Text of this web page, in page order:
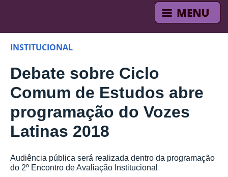
INSTITUCIONAL
Debate sobre Ciclo
Comum de Estudos abre
programação do Vozes
Latinas 2018
Audiência pública será realizada dentro da programação
do 2º Encontro de Avaliação Institucional